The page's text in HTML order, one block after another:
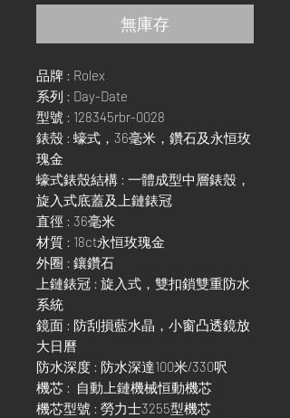
無庫存
品牌 : Rolex
系列 : Day-Date
型號 : 128345rbr-0028
錶殼 : 蠔式，36毫米，鑽石及永恒玫
瑰金
蠔式錶殼結構 : 一體成型中層錶殼，
旋入式底蓋及上鏈錶冠
直徑 : 36毫米
材質 : 18ct永恒玫瑰金
外圈 : 鑲鑽石
上鏈錶冠 : 旋入式，雙扣鎖雙重防水
系統
鏡面 : 防刮損藍水晶，小窗凸透鏡放
大日曆
防水深度 : 防水深達100米/330呎
機芯 : 自動上鏈機械恒動機芯
機芯型號 : 勞力士3255型機芯